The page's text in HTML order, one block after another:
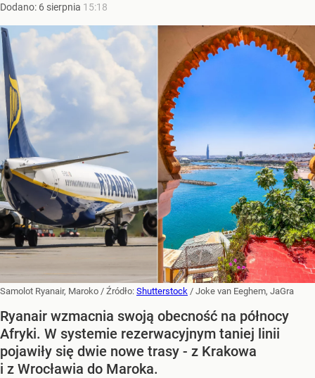
Dodano: 6 sierpnia 15:18
Samolot Ryanair, Maroko / Źródło: Shutterstock / Joke van Eeghem, JaGra
Ryanair wzmacnia swoją obecność na północy
Afryki. W systemie rezerwacyjnym taniej linii
pojawiły się dwie nowe trasy - z Krakowa
i z Wrocławia do Maroka.